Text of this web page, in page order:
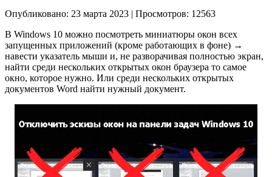
Опубликовано: 23 марта 2023 | Просмотров: 12563
В Windows 10 можно посмотреть миниатюры окон всех
запущенных приложений (кроме работающих в фоне) →
навести указатель мыши и, не разворачивая полностью экран,
найти среди нескольких открытых окон браузера то самое
окно, которое нужно. Или среди нескольких открытых
документов Word найти нужный документ.